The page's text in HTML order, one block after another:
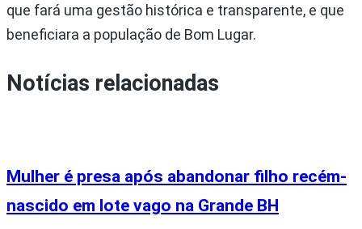
que fará uma gestão histórica e transparente, e que
beneficiara a população de Bom Lugar.
Notícias relacionadas
Mulher é presa após abandonar filho recém-
nascido em lote vago na Grande BH